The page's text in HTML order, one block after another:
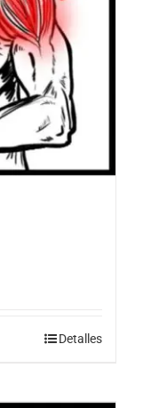
Detalles